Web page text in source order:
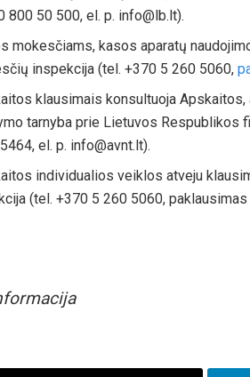
800 50 500, el. p. info@lb.lt).
mokesčiams, kasos aparatų
inspekcija (tel. +370 5 260 5060,
klausimais konsultuoja
tarnyba prie Lietuvos Respublikos
el. p. info@avnt.lt).
individualios veiklos atveju
(tel. +370 5 260 5060, paklausimas